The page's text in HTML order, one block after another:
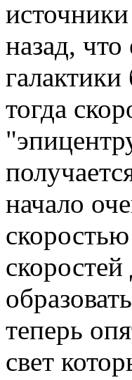
назад,
тогда
начало
теперь
свет